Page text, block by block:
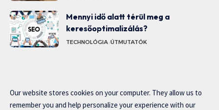
Mennyi idő alatt térül meg a
keresőoptimalizálás?
TECHNOLÓGIA ÚTMUTATÓK
Our website stores cookies on your computer. They allow us to
remember you and help personalize your experience with our